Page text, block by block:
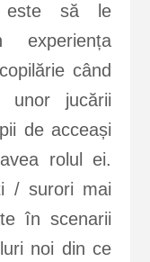
este să le
experiența
când
unor jucării
de acceași
rolul ei.
/ surori mai
în scenarii
noi din ce